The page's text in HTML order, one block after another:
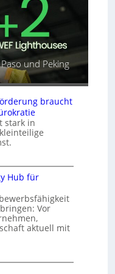
und Peking
braucht
stark in
Hub für
Vor
aktuell mit